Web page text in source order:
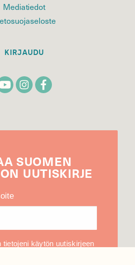
Mediatiedot
KIRJAUDU
SUOMEN
UUTIS­KIRJE
tietojeni käytön uutiskirjeen